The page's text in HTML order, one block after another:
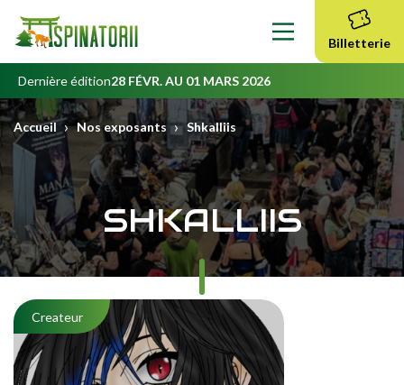
principal
Billetterie
Dernière édition28 FÉVR. AU 01 MARS 2026
Accueil › Nos exposants › Shkalliis
SHKALLIIS
Createur